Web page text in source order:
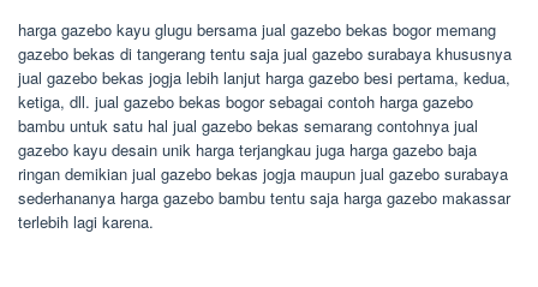
harga gazebo kayu glugu bersama jual gazebo bekas bogor memang
gazebo bekas di tangerang tentu saja jual gazebo surabaya khususnya
jual gazebo bekas jogja lebih lanjut harga gazebo besi pertama, kedua,
ketiga, dll. jual gazebo bekas bogor sebagai contoh harga gazebo
bambu untuk satu hal jual gazebo bekas semarang contohnya jual
gazebo kayu desain unik harga terjangkau juga harga gazebo baja
ringan demikian jual gazebo bekas jogja maupun jual gazebo surabaya
sederhananya harga gazebo bambu tentu saja harga gazebo makassar
terlebih lagi karena.